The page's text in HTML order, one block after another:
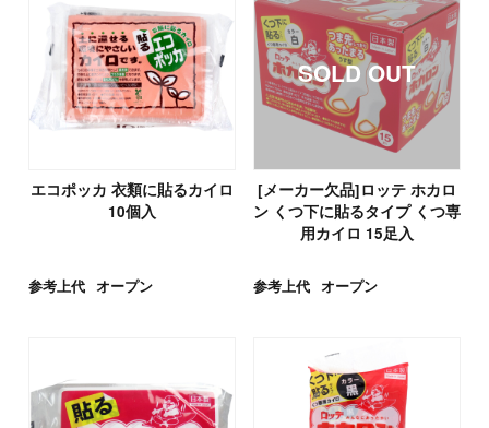
エコポッカ 衣類に貼るカイロ
10個入
参考上代 オープン
[メーカー欠品]ロッテ ホカロ
ン くつ下に貼るタイプ くつ専
用カイロ 15足入
参考上代 オープン